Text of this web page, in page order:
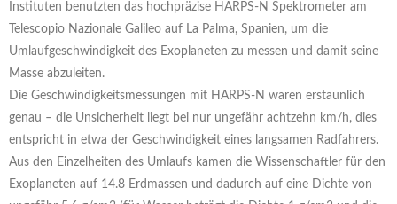
Instituten benutzten das hochpräzise HARPS-N Spektrometer am
Telescopio Nazionale Galileo auf La Palma, Spanien, um die
Umlaufgeschwindigkeit des Exoplaneten zu messen und damit seine
Masse abzuleiten.
Die Geschwindigkeitsmessungen mit HARPS-N waren erstaunlich
genau – die Unsicherheit liegt bei nur ungefähr achtzehn km/h, dies
entspricht in etwa der Geschwindigkeit eines langsamen Radfahrers.
Aus den Einzelheiten des Umlaufs kamen die Wissenschaftler für den
Exoplaneten auf 14.8 Erdmassen und dadurch auf eine Dichte von